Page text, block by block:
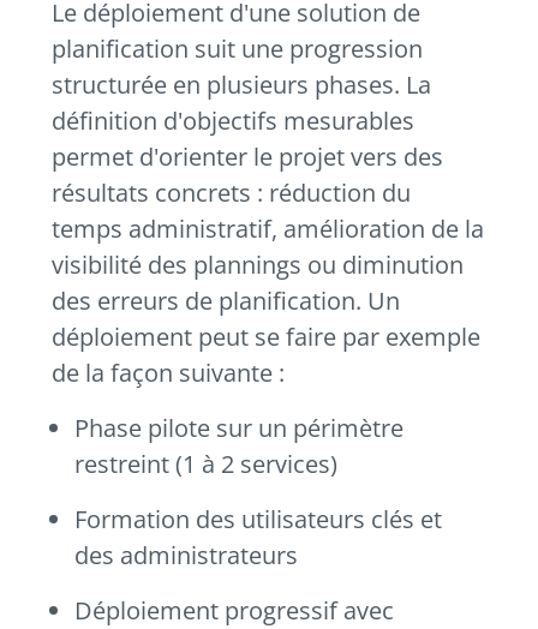
Le déploiement d'une solution de
planification suit une progression
structurée en plusieurs phases. La
définition d'objectifs mesurables
permet d'orienter le projet vers des
résultats concrets : réduction du
temps administratif, amélioration de la
visibilité des plannings ou diminution
des erreurs de planification. Un
déploiement peut se faire par exemple
de la façon suivante :
Phase pilote sur un périmètre
restreint (1 à 2 services)
Formation des utilisateurs clés et
des administrateurs
Déploiement progressif avec